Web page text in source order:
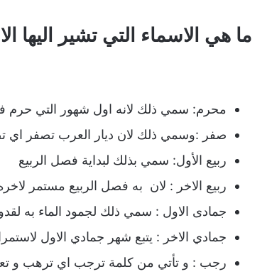
ما هي الاسماء التي تشير اليها
محرم: سمي ذلك لانه اول شهور التي حرم
صفر :وسمي ذلك لان ديار العرب تصفر اي
ربيع الأول: سمي بذلك لبداية فصل الربيع
ربيع الاخر : لان به فصل الربيع مستمر
جمادى الاول : سمي ذلك لجمود الماء به
جمادي الاخر : يتبع شهر جمادي الاول
رجب : و تأتي من كلمة ترجب اي ترهب و